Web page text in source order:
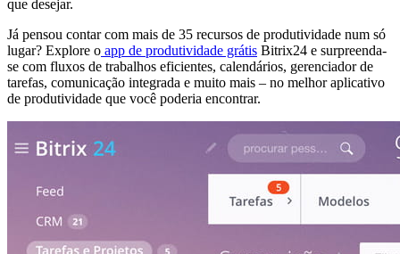
que desejar.
Já pensou contar com mais de 35 recursos de produtividade num só
lugar? Explore o app de produtividade grátis Bitrix24 e surpreenda-
se com fluxos de trabalhos eficientes, calendários, gerenciador de
tarefas, comunicação integrada e muito mais – no melhor aplicativo
de produtividade que você poderia encontrar.